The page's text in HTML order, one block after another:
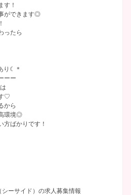
す！
ができます◎
ったら
り☾＊
ーー
♡
から
環境◎
方ばかりです！
ーサイド）の求人募集情報